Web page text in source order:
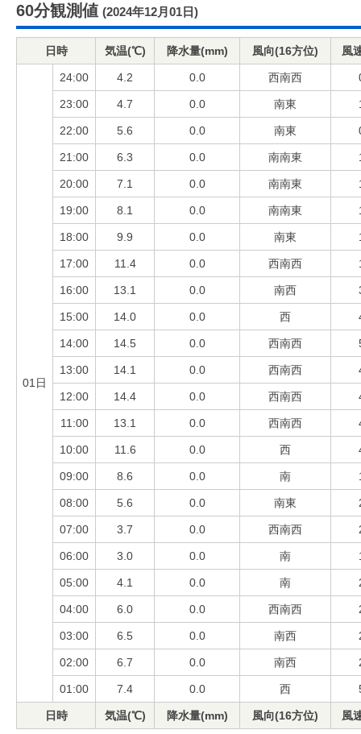
60分観測値 (2024年12月01日)
日時 気温(℃) 降水量(mm) 風向(16方位) 風
01日
24:00 4.2 0.0 西南西
23:00 4.7 0.0 南東
22:00 5.6 0.0 南東
21:00 6.3 0.0 南南東
20:00 7.1 0.0 南南東
19:00 8.1 0.0 南南東
18:00 9.9 0.0 南東
17:00 11.4 0.0 西南西
16:00 13.1 0.0 南西
15:00 14.0 0.0 西
14:00 14.5 0.0 西南西
13:00 14.1 0.0 西南西
12:00 14.4 0.0 西南西
11:00 13.1 0.0 西南西
10:00 11.6 0.0 西
09:00 8.6 0.0 南
08:00 5.6 0.0 南東
07:00 3.7 0.0 西南西
06:00 3.0 0.0 南
05:00 4.1 0.0 南
04:00 6.0 0.0 西南西
03:00 6.5 0.0 南西
02:00 6.7 0.0 南西
01:00 7.4 0.0 西
日時 気温(℃) 降水量(mm) 風向(16方位) 風